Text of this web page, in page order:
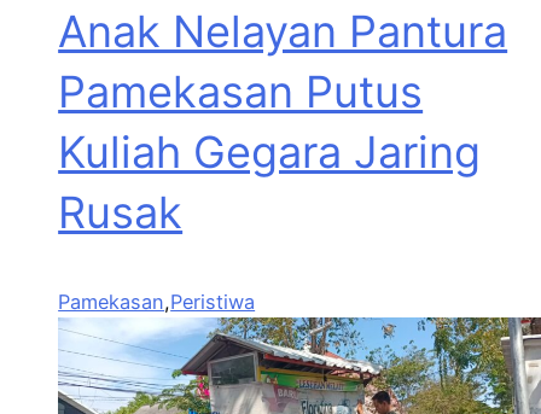
Anak Nelayan Pantura
Pamekasan Putus
Kuliah Gegara Jaring
Rusak
Pamekasan,Peristiwa